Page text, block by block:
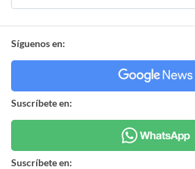
Síguenos en:
Suscríbete en:
Suscríbete en: